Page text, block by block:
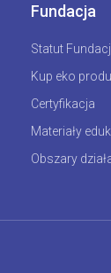
Fundacja
Statut
Kup eko
Certyfikacja
Materiały
Obszary